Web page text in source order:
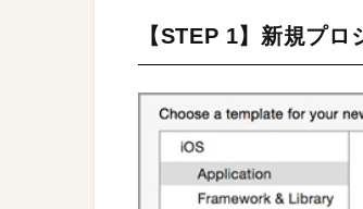
【STEP 1】新規プロ